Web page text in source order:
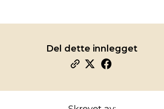
Del dette innlegget